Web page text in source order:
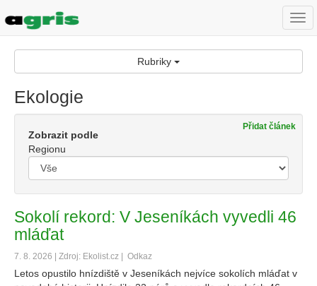
Rubriky
Ekologie
Přidat článek
Zobrazit podle
Regionu
Sokolí rekord: V Jeseníkách vyvedli 46
mláďat
7. 8. 2026 | Zdroj: Ekolist.cz | Odkaz
Letos opustilo hnízdiště v Jeseníkách nejvíce sokolích mláďat v